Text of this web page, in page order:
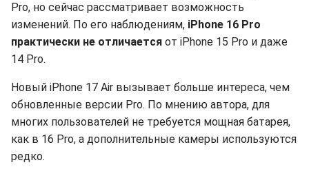
Pro, но сейчас рассматривает возможность
изменений. По его наблюдениям, iPhone 16 Pro
практически не отличается от iPhone 15 Pro и даже
14 Pro.
Новый iPhone 17 Air вызывает больше интереса, чем
обновленные версии Pro. По мнению автора, для
многих пользователей не требуется мощная батарея,
как в 16 Pro, а дополнительные камеры используются
редко.